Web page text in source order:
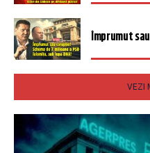
Împrumut
VEZI